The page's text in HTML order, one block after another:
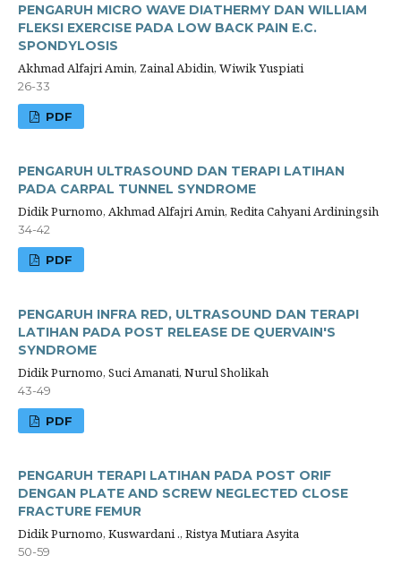
PENGARUH MICRO WAVE DIATHERMY DAN WILLIAM
FLEKSI EXERCISE PADA LOW BACK PAIN E.C.
SPONDYLOSIS
Akhmad Alfajri Amin, Zainal Abidin, Wiwik Yuspiati
26-33
PDF
PENGARUH ULTRASOUND DAN TERAPI LATIHAN
PADA CARPAL TUNNEL SYNDROME
Didik Purnomo, Akhmad Alfajri Amin, Redita Cahyani Ardiningsih
34-42
PDF
PENGARUH INFRA RED, ULTRASOUND DAN TERAPI
LATIHAN PADA POST RELEASE DE QUERVAIN'S
SYNDROME
Didik Purnomo, Suci Amanati, Nurul Sholikah
43-49
PDF
PENGARUH TERAPI LATIHAN PADA POST ORIF
DENGAN PLATE AND SCREW NEGLECTED CLOSE
FRACTURE FEMUR
Didik Purnomo, Kuswardani ., Ristya Mutiara Asyita
50-59